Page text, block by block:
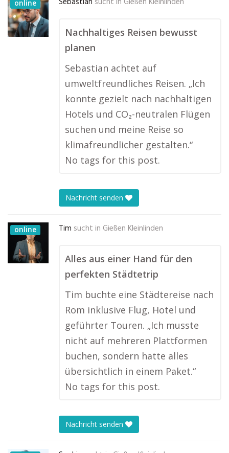
online
Nachhaltiges Reisen bewusst
planen
Sebastian achtet auf
umweltfreundliches Reisen. „Ich
konnte gezielt nach nachhaltigen
Hotels und CO₂-neutralen Flügen
suchen und meine Reise so
klimafreundlicher gestalten.“
No tags for this post.
Nachricht senden
online Tim sucht in Gießen Kleinlinden
Alles aus einer Hand für den
perfekten Städtetrip
Tim buchte eine Städtereise nach
Rom inklusive Flug, Hotel und
geführter Touren. „Ich musste
nicht auf mehreren Plattformen
buchen, sondern hatte alles
übersichtlich in einem Paket.“
No tags for this post.
Nachricht senden